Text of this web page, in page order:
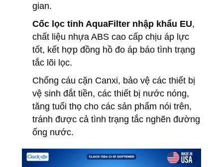
gian.
Cốc lọc tinh AquaFilter nhập khẩu EU,
chất liệu nhựa ABS cao cấp chịu áp lực
tốt, kết hợp đồng hồ đo áp báo tình trạng
tắc lõi lọc.
Chống cáu cặn Canxi, bảo vệ các thiết bị
vệ sinh đắt tiền, các thiết bị nước nóng,
tăng tuổi thọ cho các sản phẩm nói trên,
tránh được cả tình trạng tắc nghẽn đường
ống nước.